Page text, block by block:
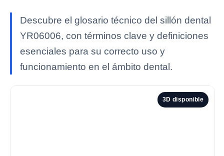
Descubre el glosario técnico del sillón dental
YR06006, con términos clave y definiciones
esenciales para su correcto uso y
funcionamiento en el ámbito dental.
3D disponible